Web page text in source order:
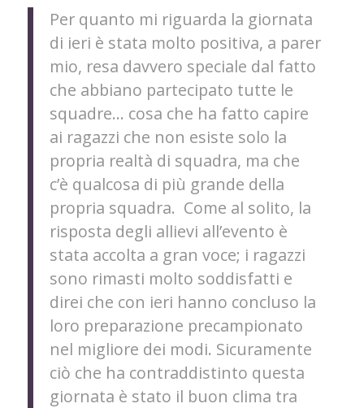
Per quanto mi riguarda la giornata
di ieri è stata molto positiva, a parer
mio, resa davvero speciale dal fatto
che abbiano partecipato tutte le
squadre… cosa che ha fatto capire
ai ragazzi che non esiste solo la
propria realtà di squadra, ma che
c’è qualcosa di più grande della
propria squadra. Come al solito, la
risposta degli allievi all’evento è
stata accolta a gran voce; i ragazzi
sono rimasti molto soddisfatti e
direi che con ieri hanno concluso la
loro preparazione precampionato
nel migliore dei modi. Sicuramente
ciò che ha contraddistinto questa
giornata è stato il buon clima tra